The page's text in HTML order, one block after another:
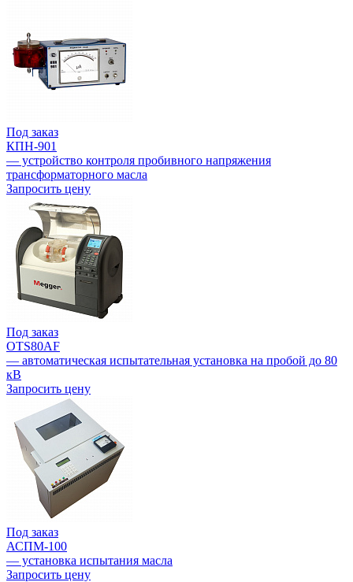
Под заказ
КПН-901
— устройство контроля пробивного напряжения
трансформаторного масла
Запросить цену
Под заказ
OTS80AF
— автоматическая испытательная установка на пробой до 80
кВ
Запросить цену
Под заказ
АСПМ-100
— установка испытания масла
Запросить цену